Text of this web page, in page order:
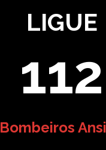
LIGUE
112
Bombeiros